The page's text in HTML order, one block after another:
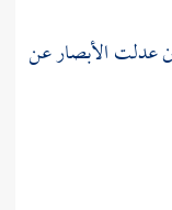
عدلت الأبصار عن